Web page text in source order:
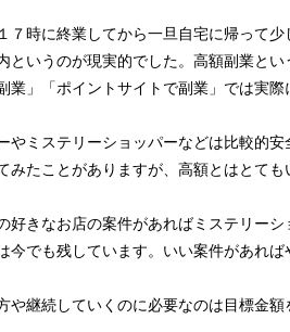
７時に終業してから一旦自宅に帰って少
というのが現実的でした。高額副業とい
業」「ポイントサイトで副業」では実際
やミステリーショッパーなどは比較的安
みたことがありますが、高額とはとても
好きなお店の案件があればミステリーシ
今でも残しています。いい案件があれば
や継続していくのに必要なのは目標金額